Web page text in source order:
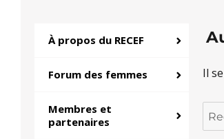
Il
À propos du RECEF
Forum des femmes
Membres et
partenaires